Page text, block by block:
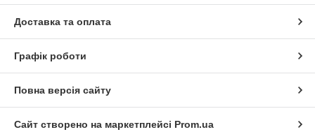
Доставка та оплата
Графік роботи
Повна версія сайту
Сайт створено на маркетплейсі Prom.ua